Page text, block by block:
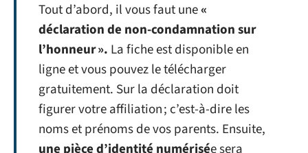
Tout d’abord, il vous faut une«
déclaration de non-condamnation sur
l’honneur ». La fiche est disponible en
ligne et vous pouvez le télécharger
gratuitement. Sur la déclaration doit
figurer votre affiliation ; c’est-à-dire les
noms et prénoms de vos parents. Ensuite,